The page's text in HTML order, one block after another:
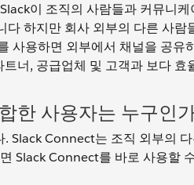
이 조직의 사람들과 커뮤니
다 하지만 회사 외부의 다른 사
사용하면 외부에서 채널을 공
너, 공급업체 및 고객과 보다 효
한 사용자는 누구인
Slack Connect는 조직 외부의
Slack Connect를 바로 사용할